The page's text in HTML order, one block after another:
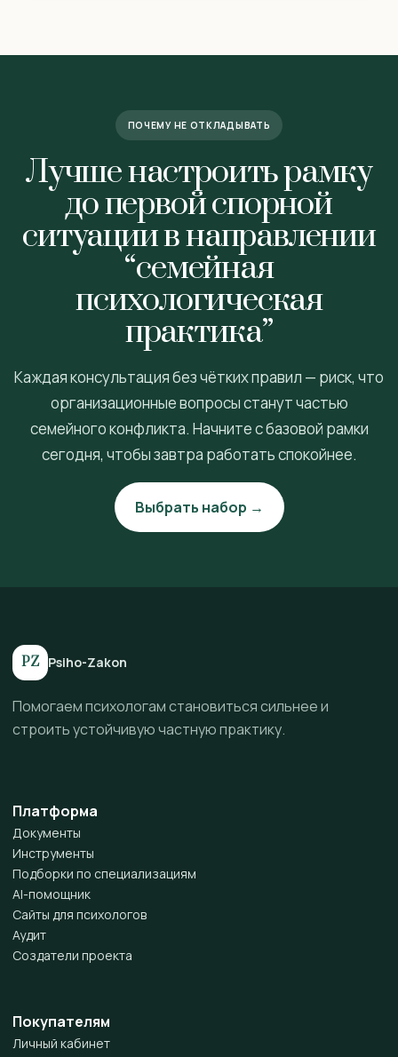
ПОЧЕМУ НЕ ОТКЛАДЫВАТЬ
Лучше настроить рамку
до первой спорной
ситуации в направлении
“семейная
психологическая
практика”
Каждая консультация без чётких правил — риск, что
организационные вопросы станут частью
семейного конфликта. Начните с базовой рамки
сегодня, чтобы завтра работать спокойнее.
Выбрать набор →
PZ Psiho-Zakon
Помогаем психологам становиться сильнее и
строить устойчивую частную практику.
Платформа
Документы
Инструменты
Подборки по специализациям
AI-помощник
Сайты для психологов
Аудит
Создатели проекта
Покупателям
Личный кабинет